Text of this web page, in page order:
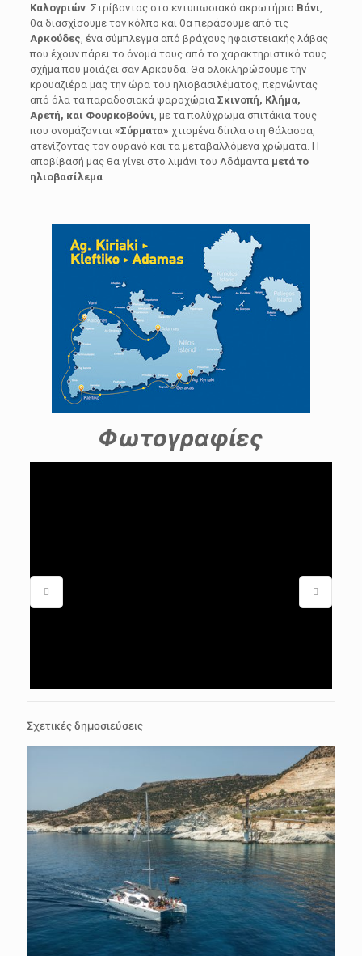
Καλογριών. Στρίβοντας στο εντυπωσιακό ακρωτήριο Βάνι,
θα διασχίσουμε τον κόλπο και θα περάσουμε από τις
Αρκούδες, ένα σύμπλεγμα από βράχους ηφαιστειακής λάβας
που έχουν πάρει το όνομά τους από το χαρακτηριστικό τους
σχήμα που μοιάζει σαν Αρκούδα. Θα ολοκληρώσουμε την
κρουαζιέρα μας την ώρα του ηλιοβασιλέματος, περνώντας
από όλα τα παραδοσιακά ψαροχώρια Σκινοπή, Κλήμα,
Αρετή, και Φουρκοβούνι, με τα πολύχρωμα σπιτάκια τους
που ονομάζονται «Σύρματα» χτισμένα δίπλα στη θάλασσα,
ατενίζοντας τον ουρανό και τα μεταβαλλόμενα χρώματα. Η
αποβίβασή μας θα γίνει στο λιμάνι του Αδάμαντα μετά το
ηλιοβασίλεμα.
Φωτογραφίες
Σχετικές δημοσιεύσεις